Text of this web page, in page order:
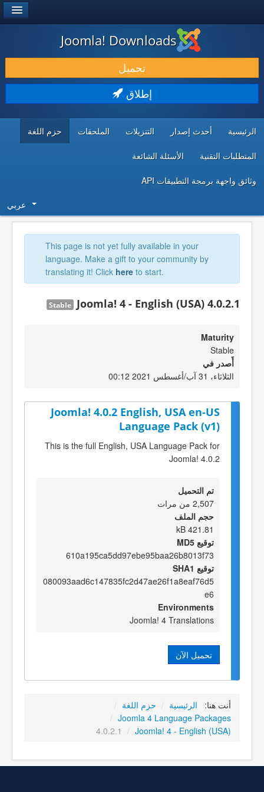
حمل & ومدد
اكتشف & تعلم
Joomla! Downloads
تحميل
إطلاق
الرئيسية أحدث إصدار التنزيلات الملحقات حزم اللغة
المتطلبات التقنية الأسئلة الشائعة
وثائق واجهة برمجة التطبيقات API
عربي
This page is not yet fully available in your
language. Make a gift to your community by
translating it! Click here to start.
Joomla! 4 - English (USA) 4.0.2.1
Stable
Maturity
Stable
أٌصدر في
الثلاثاء، 31 آب/أغسطس 2021 00:12
Joomla! 4.0.2 English, USA en-US
Language Pack (v1)
This is the full English, USA Language Pack for
Joomla! 4.0.2
تم التحميل
2,507 من مرات
حجم الملف
421.81 kB
توقيع MD5
610a195ca5dd97ebe95baa26b8013f73
توقيع SHA1
080093aad6c147835fc2d47ae26f1a8eaf76d5
e6
Environments
Joomla! 4 Translations
تحميل الآن
أنت هنا: الرئيسية / حزم اللغة /
Joomla 4 Language Packages
/
Joomla! 4 - English (USA)
/
4.0.2.1